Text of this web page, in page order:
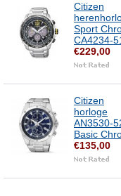
Citizen
Sport
CA4234-
€229,00
Citizen
horloge
AN3530-
Basic
€135,00